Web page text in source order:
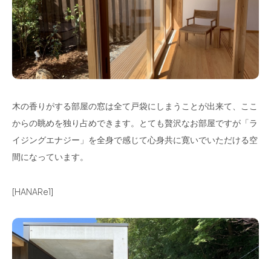
木の香りがする部屋の窓は全て戸袋にしまうことが出来て、ここ
からの眺めを独り占めできます。とても贅沢なお部屋ですが「ラ
イジングエナジー」を全身で感じて心身共に寛いでいただける空
間になっています。
[HANARe1]